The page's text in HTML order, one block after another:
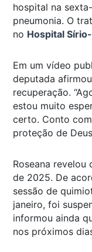
hospital na
pneumonia. O
no Hospital
Em um vídeo
deputada
recuperação.
estou muito
certo. Conto
proteção de
Roseana
de 2025. De
sessão de
janeiro, foi
informou ainda
nos próximos